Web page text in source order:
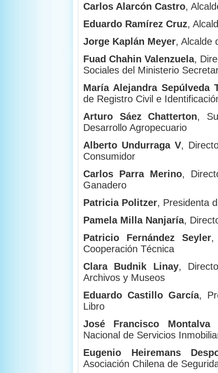
Carlos Alarcón Castro,
Eduardo Ramírez Cruz,
Jorge Kaplán Meyer, Alcalde
Fuad Chahin Valenzuela,
Sociales del Ministerio
María Alejandra Sepúlveda
de Registro Civil e
Arturo Sáez Chatterton,
Desarrollo Agropecuario
Alberto Undurraga V,
Consumidor
Carlos Parra Merino,
Ganadero
Patricia Politzer, Presidenta
Pamela Milla Nanjaría,
Patricio Fernández Seyler,
Cooperación Técnica
Clara Budnik Linay,
Archivos y Museos
Eduardo Castillo García,
Libro
José Francisco Montalva
Nacional de Servicios
Eugenio Heiremans
Asociación Chilena de